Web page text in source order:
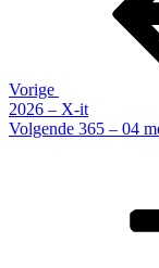
Vorige
2026 – X-it
Volgend
Volgende 365 – 04